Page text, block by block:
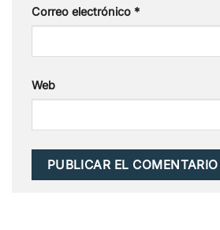
Correo electrónico *
Web